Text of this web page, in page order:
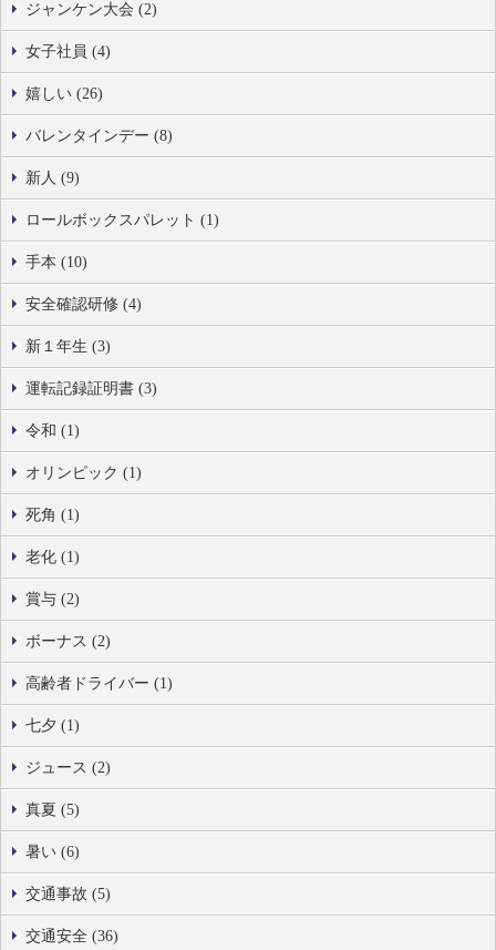
ジャンケン大会 (2)
女子社員 (4)
嬉しい (26)
バレンタインデー (8)
新人 (9)
ロールボックスパレット (1)
手本 (10)
安全確認研修 (4)
新１年生 (3)
運転記録証明書 (3)
令和 (1)
オリンピック (1)
死角 (1)
老化 (1)
賞与 (2)
ボーナス (2)
高齢者ドライバー (1)
七夕 (1)
ジュース (2)
真夏 (5)
暑い (6)
交通事故 (5)
交通安全 (36)